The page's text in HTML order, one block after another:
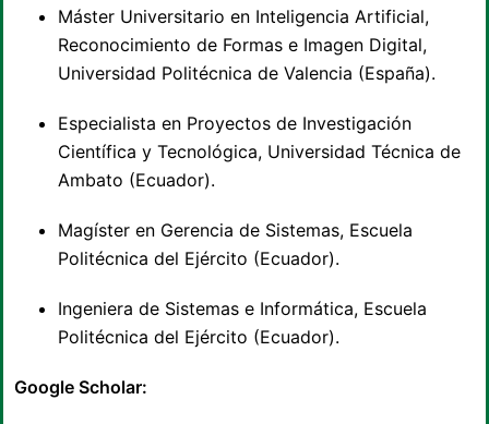
Máster Universitario en Inteligencia Artificial,
Reconocimiento de Formas e Imagen Digital,
Universidad Politécnica de Valencia (España).
Especialista en Proyectos de Investigación
Científica y Tecnológica, Universidad Técnica de
Ambato (Ecuador).
Magíster en Gerencia de Sistemas, Escuela
Politécnica del Ejército (Ecuador).
Ingeniera de Sistemas e Informática, Escuela
Politécnica del Ejército (Ecuador).
Google Scholar: